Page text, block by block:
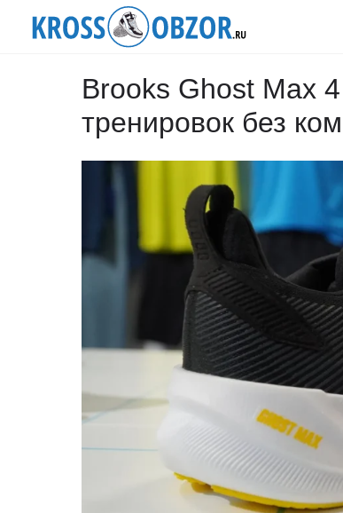
Brooks Ghost Max
тренировок без